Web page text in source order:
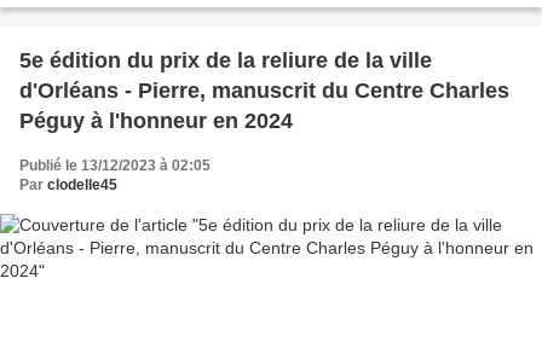
5e édition du prix de la reliure de la ville
d'Orléans - Pierre, manuscrit du Centre Charles
Péguy à l'honneur en 2024
Publié le 13/12/2023 à 02:05
Par clodelle45